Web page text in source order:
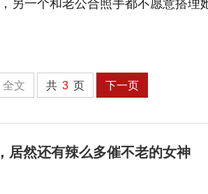
全文 共 3 页 下一页
居然还有辣么多催不老的女神